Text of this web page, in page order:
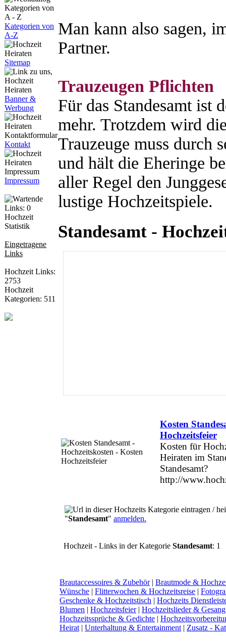
Kategorien von
A-Z
Sitemap
Banner &
Werbung
Kontakt
Impressum
Hochzeit
Statistik
Eingetragene
Links
Hochzeit Links:
2753
Hochzeit
Kategorien: 511
Man kann also sagen,
Partner.
Trauzeugen Pflichten
Für das Standesamt ist
mehr. Trotzdem wird
Trauzeuge muss durch
und hält die Eheringe
aller Regel den
lustige Hochzeitspiele.
Standesamt -
Kosten
Hochzeitsfeier
Kosten für
Heiraten im
Standesamt?
http://
"Standesamt" anmelden.
Hochzeit - Links in der Kategorie Standesamt: 1
Brautaccessoires & Zubehör| Brautmode &
Wünsche | Flitterwochen & Hochzeitsreise |
Geschenke & Hochzeitstisch | Hochzeits
Blumen | Hochzeitsfeier| Hochzeitslieder & Gesang
Hochzeitssprüche & Gedichte |
Heirat| Unterhaltung & Entertainment| Zusatz -